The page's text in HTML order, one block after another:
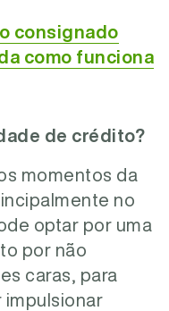
consignado
como funciona
de crédito?
momentos da
no
optar por uma
por não
caras, para
impulsionar